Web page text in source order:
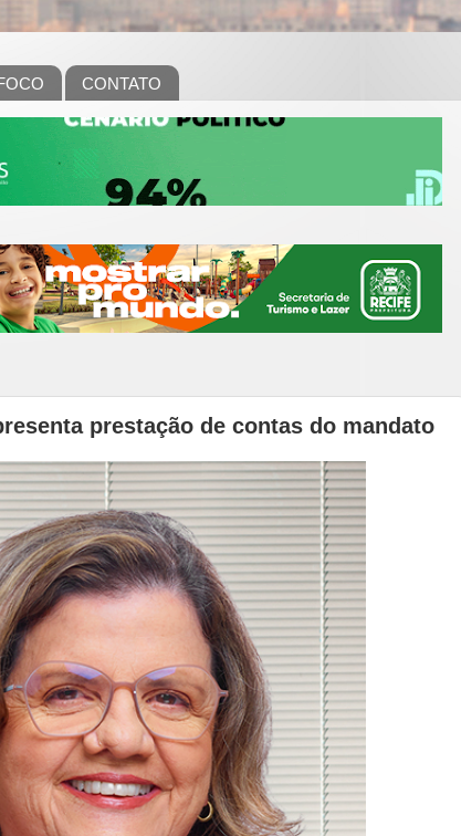
CONTATO
prestação de contas do mandato